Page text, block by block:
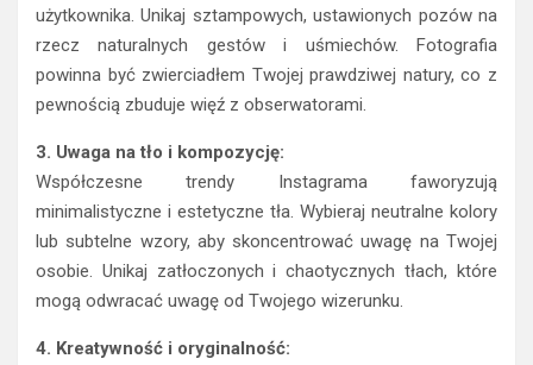
użytkownika. Unikaj sztampowych, ustawionych pozów na
rzecz naturalnych gestów i uśmiechów. Fotografia
powinna być zwierciadłem Twojej prawdziwej natury, co z
pewnością zbuduje więź z obserwatorami.
3. Uwaga na tło i kompozycję:
Współczesne trendy Instagrama faworyzują
minimalistyczne i estetyczne tła. Wybieraj neutralne kolory
lub subtelne wzory, aby skoncentrować uwagę na Twojej
osobie. Unikaj zatłoczonych i chaotycznych tłach, które
mogą odwracać uwagę od Twojego wizerunku.
4. Kreatywność i oryginalność: